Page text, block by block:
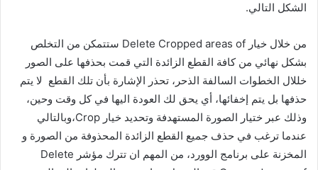
الشكل التالي.
من خلال خيار Delete Cropped areas of ستتمكن من التخلص
بشكل نهائي من كافة القطع الزائدة التي قمت بحذفها على الصور
خللال الخطوات السالفة الذحر، تحذر الإشارة بأن تلك القطع لا يتم
حذفها بل يتم إخفائها، أي يحق لك العودة اليها في كل وقت وحين،
وذلك عبر ختيار الصورة المستهدفة وتحديد خيار Crop،وبالتالي
عندما ترغب في حذف جميع القطع الزائدة المحذوفة من الصورة و
المخزنة على برنامج الوورد، من المهم ان تترك مؤشر Delete